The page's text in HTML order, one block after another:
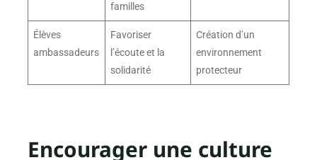
familles
Élèves
ambassadeurs
Favoriser
l’écoute et la
solidarité
Création d’un
environnement
protecteur
Encourager une culture